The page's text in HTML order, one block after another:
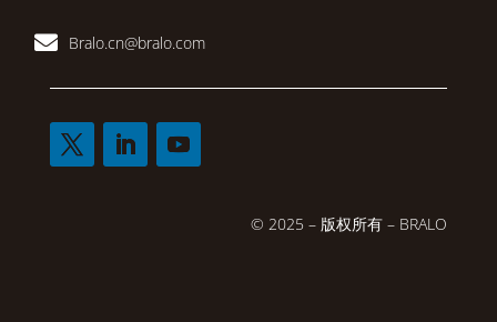
 Bralo.cn@bralo.com
© 2025 – 版权所有 – BRALO